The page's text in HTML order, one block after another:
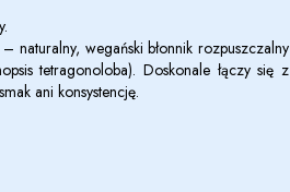
wegański błonnik rozpuszczalny
tetragonoloba). Doskonale łączy się z
ani konsystencję.